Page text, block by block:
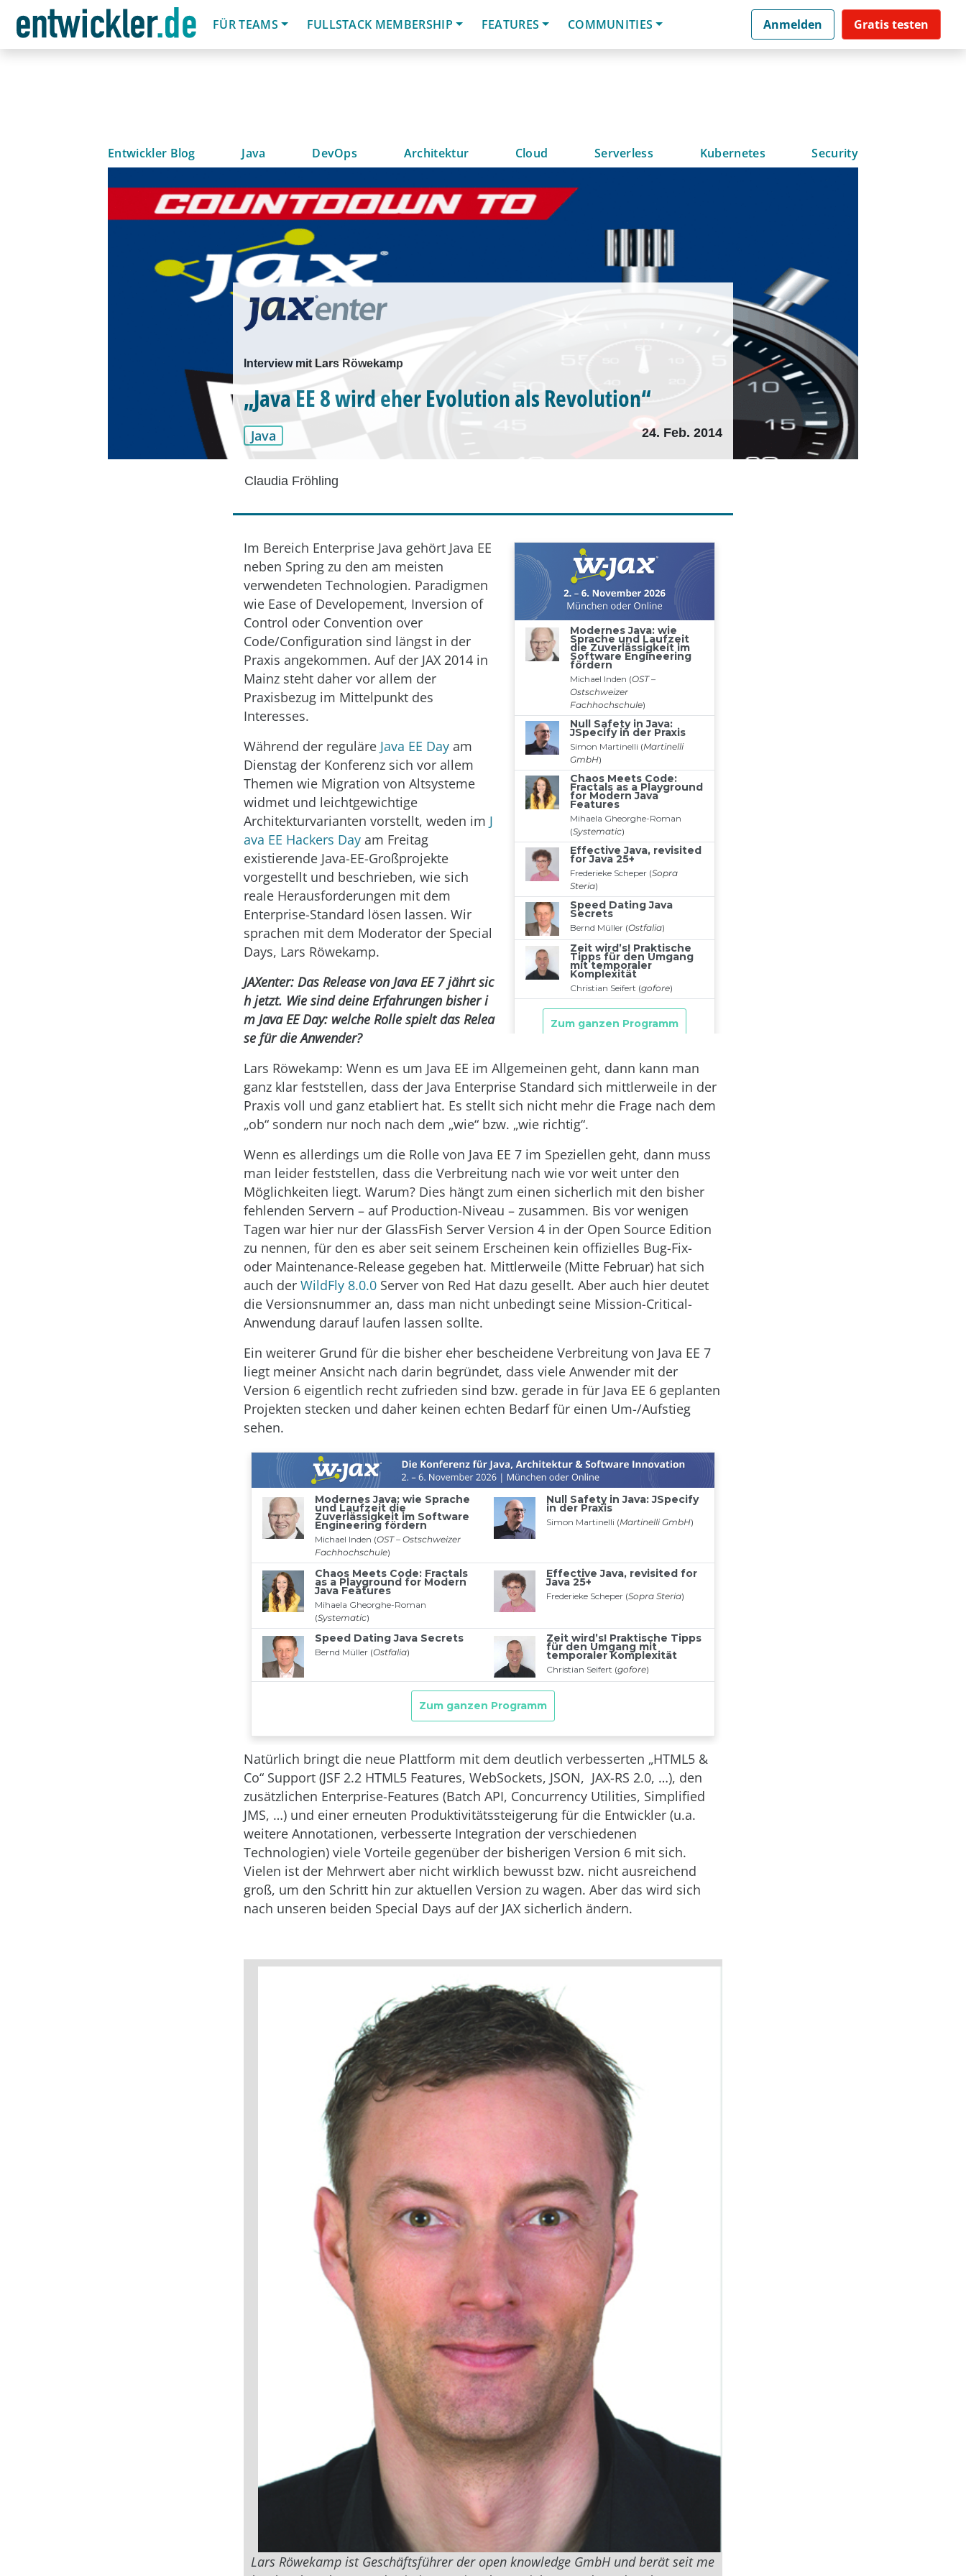
FÜR TEAMS
FULLSTACK MEMBERSHIP FEATURES COMMUNITIES Anmelden Gratis testen
Entwickler Blog Java DevOps Architektur Cloud Serverless Kubernetes Security
Interview mit Lars Röwekamp
„Java EE 8 wird eher Evolution als Revolution“
Java 24. Feb. 2014
Claudia Fröhling
Im Bereich Enterprise Java gehört Java EE
neben Spring zu den am meisten
verwendeten Technologien. Paradigmen
wie Ease of Developement, Inversion of
Control oder Convention over
Code/Configuration sind längst in der
Praxis angekommen. Auf der JAX 2014 in
Mainz steht daher vor allem der
Praxisbezug im Mittelpunkt des
Interesses.
Während der reguläre Java EE Day am
Dienstag der Konferenz sich vor allem
Themen wie Migration von Altsysteme
widmet und leichtgewichtige
Architekturvarianten vorstellt, weden im J
ava EE Hackers Day am Freitag
existierende Java-EE-Großprojekte
vorgestellt und beschrieben, wie sich
reale Herausforderungen mit dem
Enterprise-Standard lösen lassen. Wir
sprachen mit dem Moderator der Special
Days, Lars Röwekamp.
JAXenter: Das Release von Java EE 7 jährt sic
h jetzt. Wie sind deine Erfahrungen bisher i
m Java EE Day: welche Rolle spielt das Relea
se für die Anwender?
Lars Röwekamp: Wenn es um Java EE im Allgemeinen geht, dann kann man
ganz klar feststellen, dass der Java Enterprise Standard sich mittlerweile in der
Praxis voll und ganz etabliert hat. Es stellt sich nicht mehr die Frage nach dem
„ob“ sondern nur noch nach dem „wie“ bzw. „wie richtig“.
Wenn es allerdings um die Rolle von Java EE 7 im Speziellen geht, dann muss
man leider feststellen, dass die Verbreitung nach wie vor weit unter den
Möglichkeiten liegt. Warum? Dies hängt zum einen sicherlich mit den bisher
fehlenden Servern – auf Production-Niveau – zusammen. Bis vor wenigen
Tagen war hier nur der GlassFish Server Version 4 in der Open Source Edition
zu nennen, für den es aber seit seinem Erscheinen kein offizielles Bug-Fix-
oder Maintenance-Release gegeben hat. Mittlerweile (Mitte Februar) hat sich
auch der WildFly 8.0.0 Server von Red Hat dazu gesellt. Aber auch hier deutet
die Versionsnummer an, dass man nicht unbedingt seine Mission-Critical-
Anwendung darauf laufen lassen sollte.
Ein weiterer Grund für die bisher eher bescheidene Verbreitung von Java EE 7
liegt meiner Ansicht nach darin begründet, dass viele Anwender mit der
Version 6 eigentlich recht zufrieden sind bzw. gerade in für Java EE 6 geplanten
Projekten stecken und daher keinen echten Bedarf für einen Um-/Aufstieg
sehen.
Natürlich bringt die neue Plattform mit dem deutlich verbesserten „HTML5 &
Co“ Support (JSF 2.2 HTML5 Features, WebSockets, JSON, JAX-RS 2.0, …), den
zusätzlichen Enterprise-Features (Batch API, Concurrency Utilities, Simplified
JMS, …) und einer erneuten Produktivitätssteigerung für die Entwickler (u.a.
weitere Annotationen, verbesserte Integration der verschiedenen
Technologien) viele Vorteile gegenüber der bisherigen Version 6 mit sich.
Vielen ist der Mehrwert aber nicht wirklich bewusst bzw. nicht ausreichend
groß, um den Schritt hin zur aktuellen Version zu wagen. Aber das wird sich
nach unseren beiden Special Days auf der JAX sicherlich ändern.
Lars Röwekamp ist Geschäftsführer der open knowledge GmbH und berät seit me